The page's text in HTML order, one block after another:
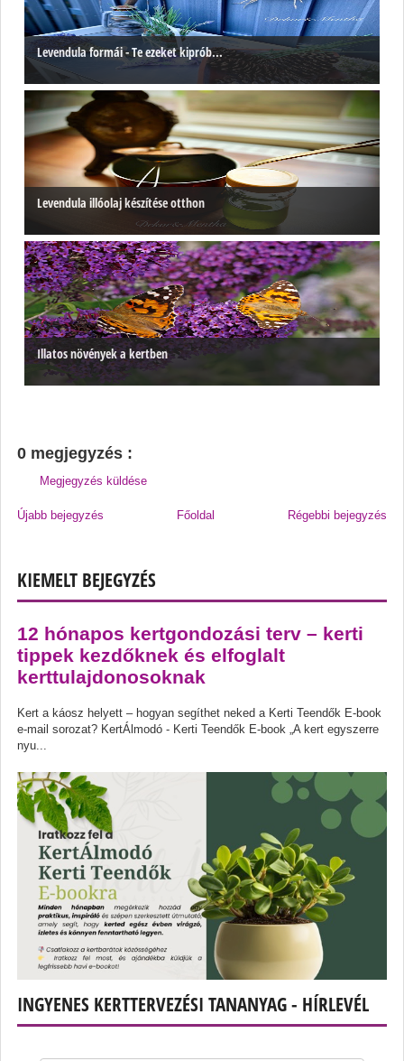
Levendula formái - Te ezeket kiprób...
Levendula illóolaj készítése otthon
Illatos növények a kertben
0 megjegyzés :
Megjegyzés küldése
Újabb bejegyzés Régebbi bejegyzés
Főoldal
KIEMELT BEJEGYZÉS
12 hónapos kertgondozási terv – kerti
tippek kezdőknek és elfoglalt
kerttulajdonosoknak
Kert a káosz helyett – hogyan segíthet neked a Kerti Teendők E-book
e-mail sorozat? KertÁlmodó - Kerti Teendők E-book „A kert egyszerre
nyu...
INGYENES KERTTERVEZÉSI TANANYAG - HÍRLEVÉL